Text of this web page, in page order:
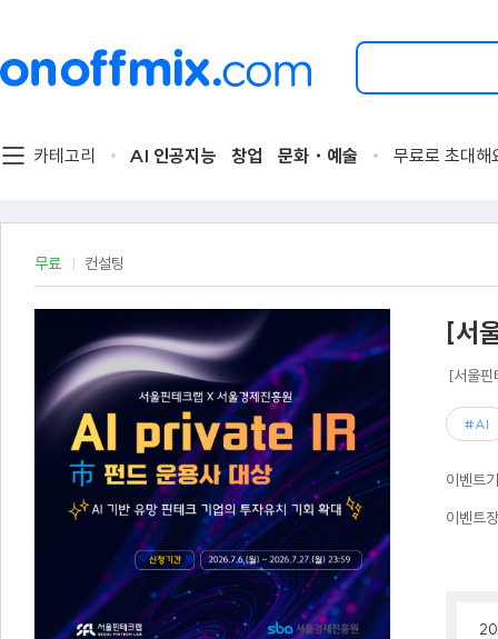
검
할
트
를
해
요.
카테고리 AI 인공지능 창업 문화・예술 무료로 초대해
무료 컨설팅
[서
[서울
#AI
이벤트
이벤트